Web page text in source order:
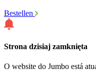
Bestellen
Strona dzisiaj zamknięta
O website do Jumbo está